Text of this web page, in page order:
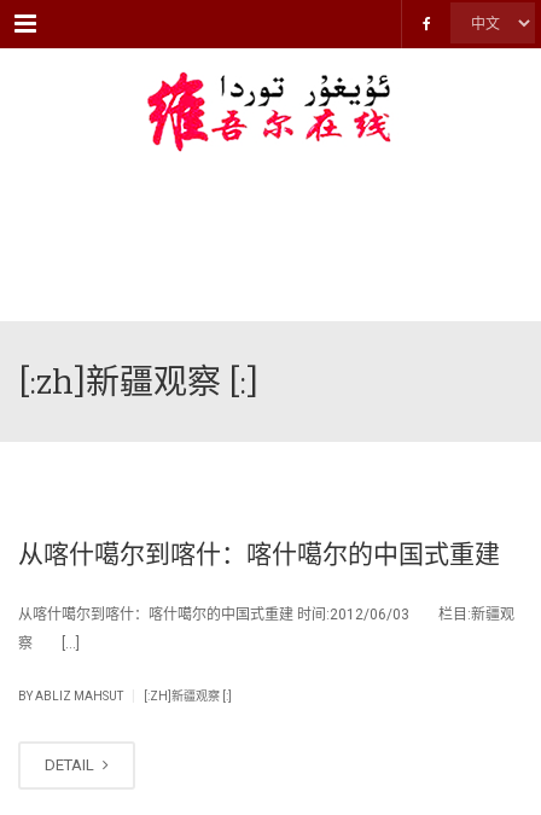
Menu
[:zh]新疆观察 [:]
从喀什噶尔到喀什：喀什噶尔的中国式重建
从喀什噶尔到喀什：喀什噶尔的中国式重建 时间:2012/06/03 栏目:新疆观
察 […]
BYABLIZ MAHSUT [:ZH]新疆观察 [:]
DETAIL